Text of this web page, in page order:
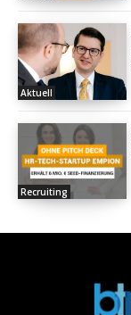
Aktuell
Recruiting